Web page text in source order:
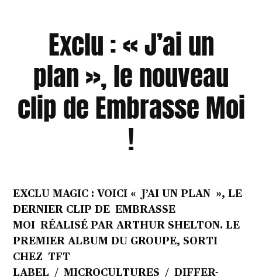
Exclu : « J’ai un
plan », le nouveau
clip de Embrasse Moi
!
EXCLU MAGIC : VOICI « J’AI UN PLAN », LE
DERNIER CLIP DE EMBRASSE
MOI RÉALISÉ PAR ARTHUR SHELTON. LE
PREMIER ALBUM DU GROUPE, SORTI
CHEZ TFT
LABEL / MICROCULTURES / DIFFER-